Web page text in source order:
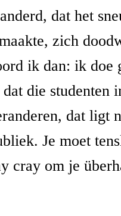
dat het
zich
ik dan: ik doe
die studenten
dat ligt
Je moet
cray om je